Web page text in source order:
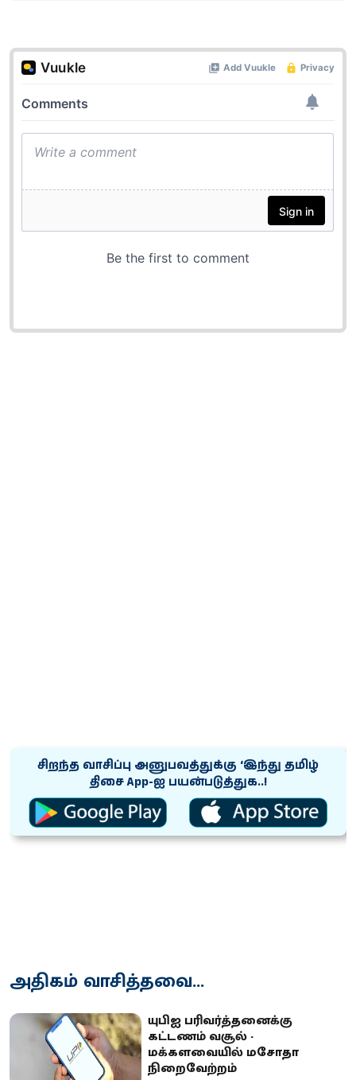
சிறந்த வாசிப்பு அனுபவத்துக்கு ‘இந்து தமிழ்
திசை App-ஐ பயன்படுத்துக..!
அதிகம் வாசித்தவை...
யுபிஐ பரிவர்த்தனைக்கு
கட்டணம் வசூல் -
மக்களவையில் மசோதா
நிறைவேற்றம்